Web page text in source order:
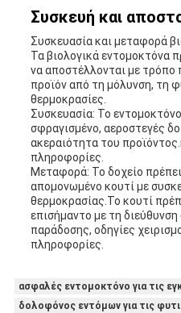
Συσκευή και
Συσκευασία και μεταφορά
Τα βιολογικά εντομοκτόνα
να αποστέλλονται με τρόπο
προϊόν από τη μόλυνση, τη
θερμοκρασίες.
Συσκευασία: Το
σφραγισμένο, αεροστεγές
ακεραιότητα του
πληροφορίες.
Μεταφορά: Το δοχείο
απομονωμένο κουτί με
θερμοκρασίας.Το κουτί
επισήμαντο με τη
παράδοσης, οδηγίες
πληροφορίες.
ασφαλές εντομοκτόνο για τις
δολοφόνος εντόμων για τις